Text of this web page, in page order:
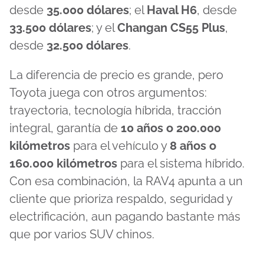
desde 35.000 dólares; elHaval H6, desde
33.500 dólares; y elChangan CS55 Plus,
desde 32.500 dólares.
La diferencia de precio es grande, pero
Toyota juega con otros argumentos:
trayectoria, tecnología híbrida, tracción
integral, garantía de 10 años o 200.000
kilómetros para el vehículo y 8 años o
160.000 kilómetros para el sistema híbrido.
Con esa combinación, la RAV4 apunta a un
cliente que prioriza respaldo, seguridad y
electrificación, aun pagando bastante más
que por varios SUV chinos.